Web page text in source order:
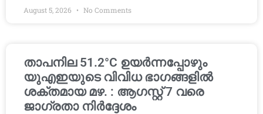
August 5, 2026 No Comments
താപനില 51.2°C ഉയർന്നപ്പോഴും
യുഎഇയുടെ വിവിധ ഭാഗങ്ങളിൽ
ശക്തമായ മഴ. : ആഗസ്റ്റ് 7 വരെ
ജാഗ്രതാ നിർദ്ദേശം